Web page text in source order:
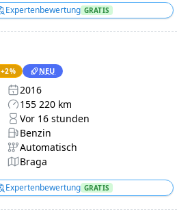
Expertenbewertung GRATIS
+2% NEU
2016
155 220 km
Vor 16 stunden
Benzin
Automatisch
Braga
Expertenbewertung GRATIS